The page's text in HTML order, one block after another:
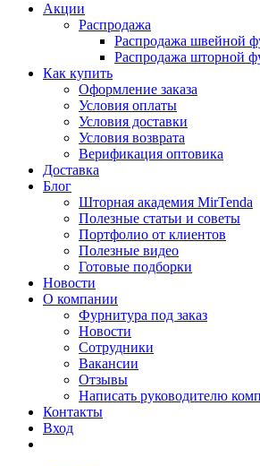
Акции
Распродажа
Распродажа швейной
Распродажа шторной
Как купить
Оформление заказа
Условия оплаты
Условия доставки
Условия возврата
Верификация оптовика
Доставка
Блог
Шторная академия MirTenda
Полезные статьи и советы
Портфолио от клиентов
Полезные видео
Готовые подборки
Новости
О компании
Фурнитура под заказ
Новости
Сотрудники
Вакансии
Отзывы
Написать руководителю
Контакты
Вход